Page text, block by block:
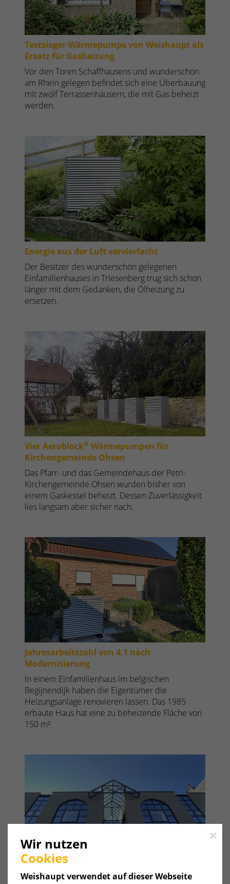
Testsieger-Wärmepumpe von Weishaupt als
Ersatz für Gasheizung
Vor den Toren Schaffhausens und wunderschön
am Rhein gelegen befindet sich eine Überbauung
mit zwölf Terrassenhäusern, die mit Gas beheizt
werden.
Energie aus der Luft vervierfacht
Der Besitzer des wunderschön gelegenen
Einfamilienhauses in Triesenberg trug sich schon
länger mit dem Gedanken, die Ölheizung zu
ersetzen.
Vier Aeroblock® Wärmepumpen für
Kirchengemeinde Ohsen
Das Pfarr- und das Gemeindehaus der Petri-
Kirchengemeinde Ohsen wurden bisher von
einem Gaskessel beheizt. Dessen Zuverlässigkeit
lies langsam aber sicher nach.
Jahresarbeitszahl von 4,1 nach
Modernisierung
In einem Einfamilienhaus im belgischen
Begijnendijk haben die Eigentümer die
Heizungsanlage renovieren lassen. Das 1985
erbaute Haus hat eine zu beheizende Fläche von
150 m².
Modernisierung mit intelligenter
Heiztechnik und halbierter Leistung
Close
Wir nutzen
Cookies
Weishaupt verwendet auf dieser Webseite